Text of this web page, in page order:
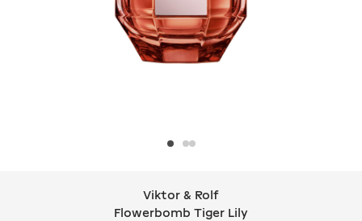
Viktor & Rolf Flowerbomb Tiger Lily
Viktor & Rolf
Flowerbomb Tiger Lily